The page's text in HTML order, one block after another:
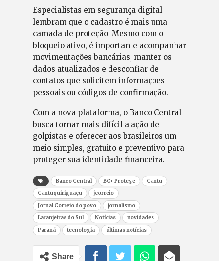
Especialistas em segurança digital
lembram que o cadastro é mais uma
camada de proteção. Mesmo com o
bloqueio ativo, é importante acompanhar
movimentações bancárias, manter os
dados atualizados e desconfiar de
contatos que solicitem informações
pessoais ou códigos de confirmação.
Com a nova plataforma, o Banco Central
busca tornar mais difícil a ação de
golpistas e oferecer aos brasileiros um
meio simples, gratuito e preventivo para
proteger sua identidade financeira.
Banco Central BC+ Protege
Cantu
Cantuquiriguaçu
jcorreio
Jornal Correio do povo
jornalismo
Laranjeiras do Sul
Notícias
novidades
Paraná
tecnologia últimas notícias
Share